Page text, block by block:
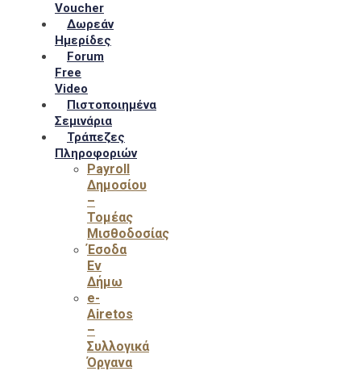
Voucher
Δωρεάν
Ημερίδες
Forum
Free
Video
Πιστοποιημένα
Σεμινάρια
Τράπεζες
Πληροφοριών
Payroll
Δημοσίου
–
Τομέας
Μισθοδοσίας
Έσοδα
Εν
Δήμω
e-
Airetos
–
Συλλογικά
Όργανα